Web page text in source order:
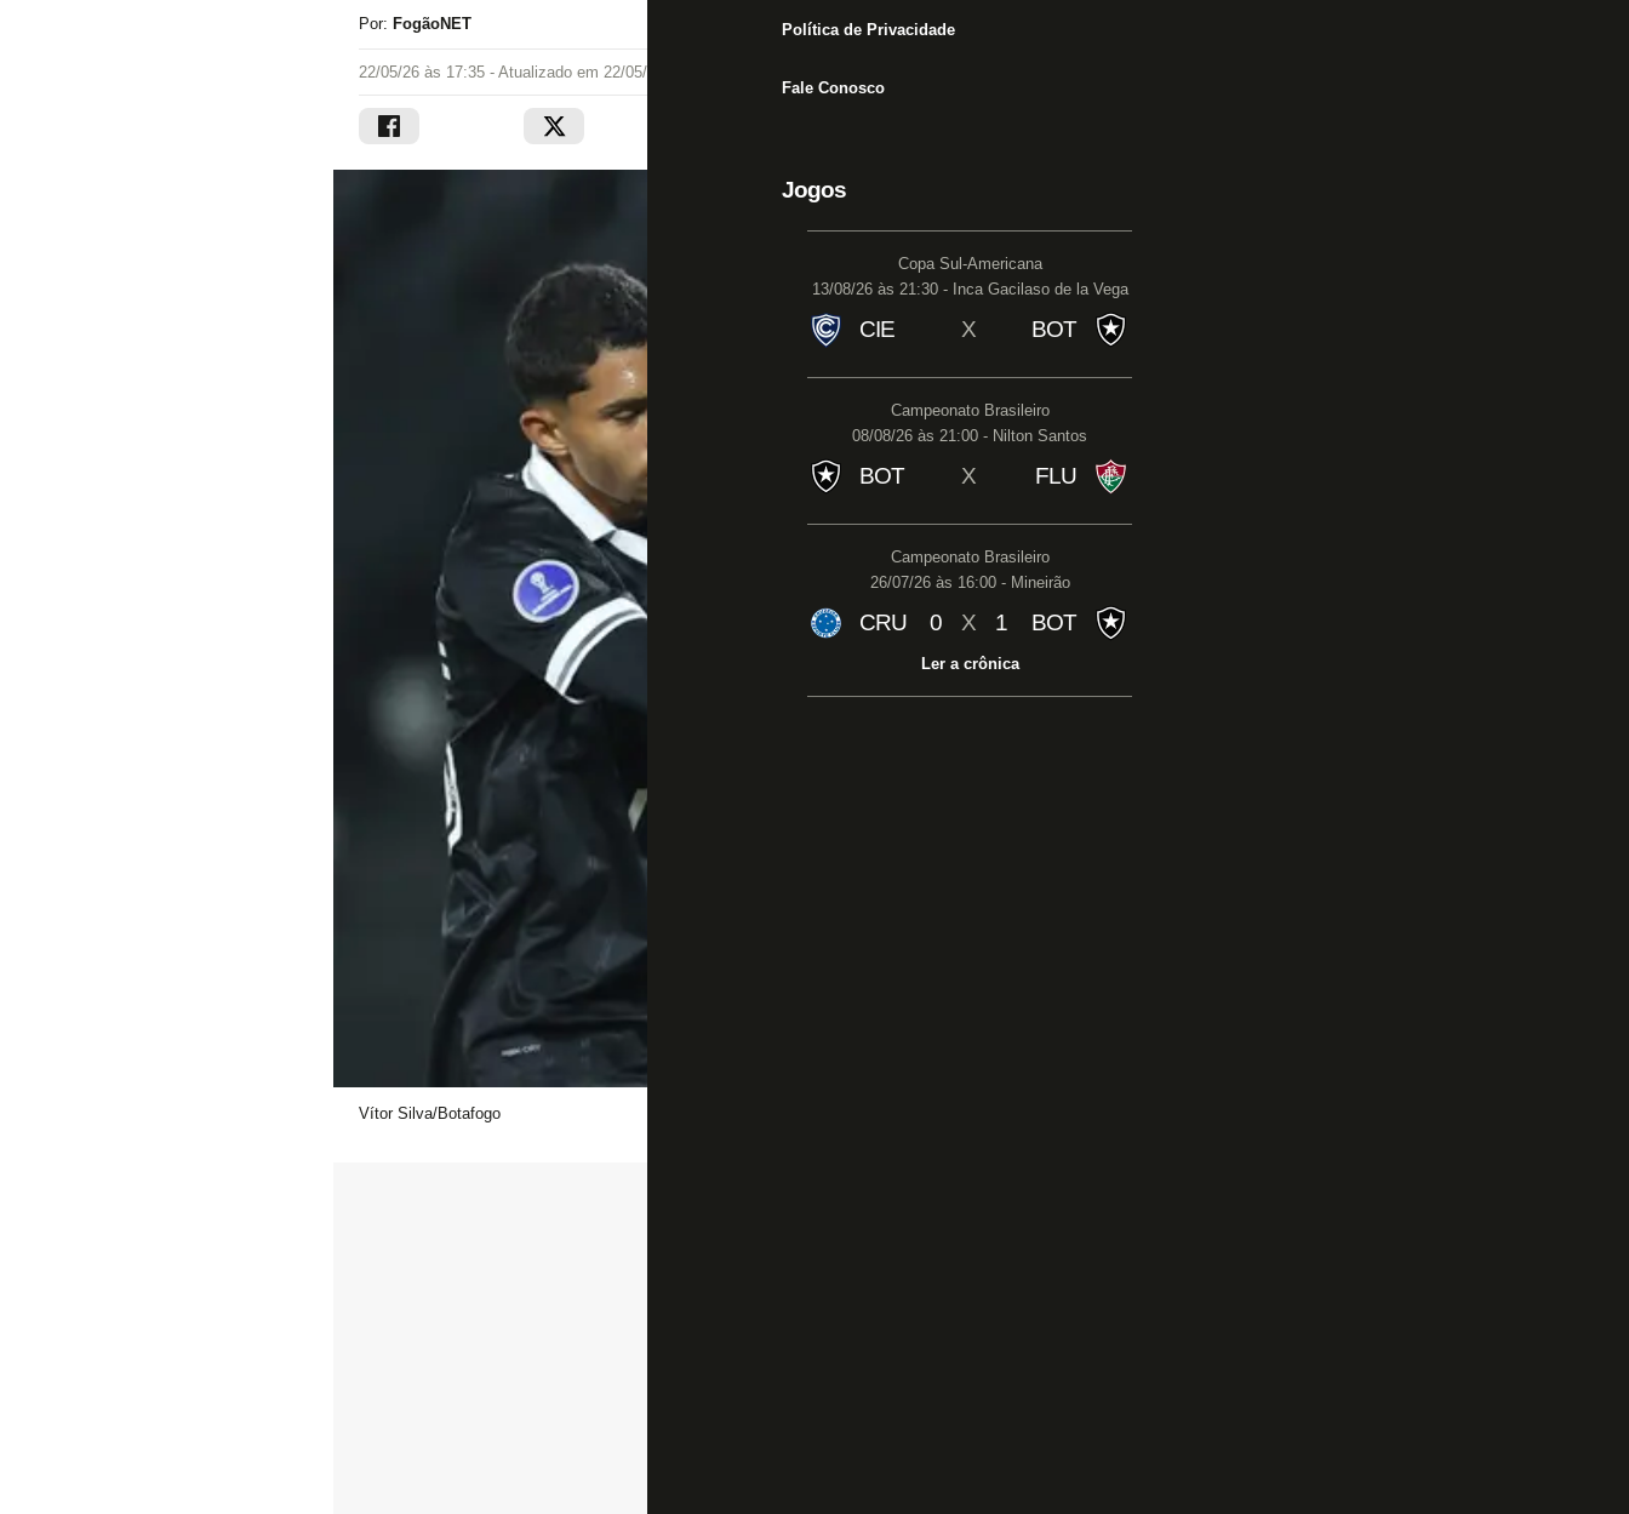
Política de Privacidade
Fale Conosco
Jogos
Copa Sul-Americana
13/08/26 às 21:30 - Inca Gacilaso de la Vega
CIE X BOT
Campeonato Brasileiro
08/08/26 às 21:00 - Nilton Santos
BOT X FLU
Campeonato Brasileiro
26/07/26 às 16:00 - Mineirão
CRU 0 X 1 BOT
Ler a crônica
Por: FogãoNET
22/05/26 às 17:35 - Atualizado em 22/05/26 às 17:48
Vítor Silva/Botafogo